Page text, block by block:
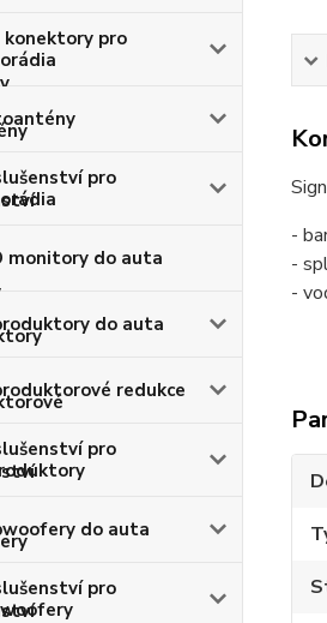
konektory pro
pro
monitory do auta
do auta
redukce
pro
do auta
pro
-
-
-